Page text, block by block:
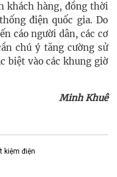
khách hàng, đồng thời
điện quốc gia. Do
cáo người dân, các cơ
chú ý tăng cường sử
biệt vào các khung giờ
Minh Khuê
kiệm điện